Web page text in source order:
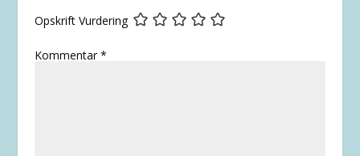
Opskrift Vurdering
Kommentar*